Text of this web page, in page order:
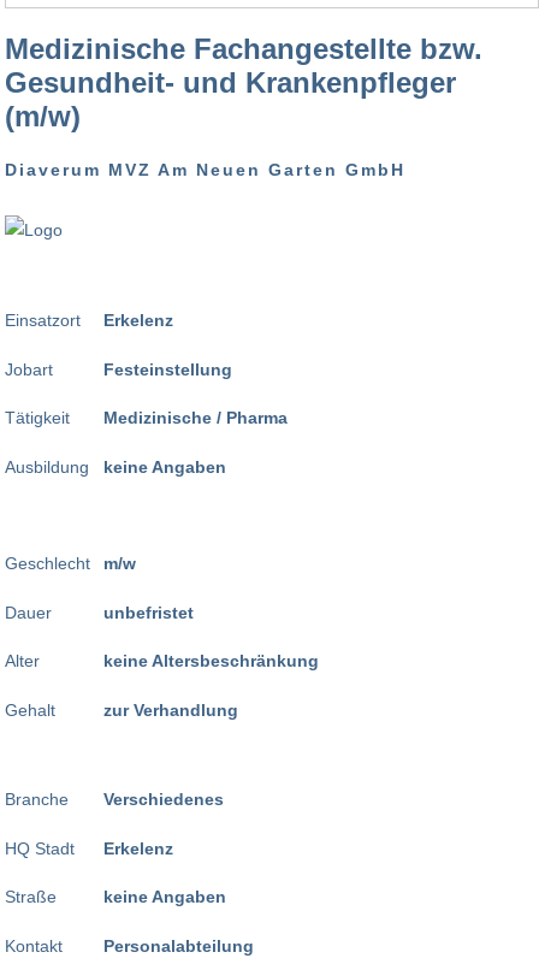
Medizinische Fachangestellte bzw.
Gesundheit- und Krankenpfleger
(m/w)
Diaverum MVZ Am Neuen Garten GmbH
Einsatzort
Jobart
Tätigkeit
Ausbildung
Geschlecht
Dauer
Alter
Gehalt
Erkelenz
Festeinstellung
Medizinische / Pharma
keine Angaben
m/w
unbefristet
keine Altersbeschränkung
zur Verhandlung
Branche
HQ Stadt
Straße
Kontakt
Verschiedenes
Erkelenz
keine Angaben
Personalabteilung